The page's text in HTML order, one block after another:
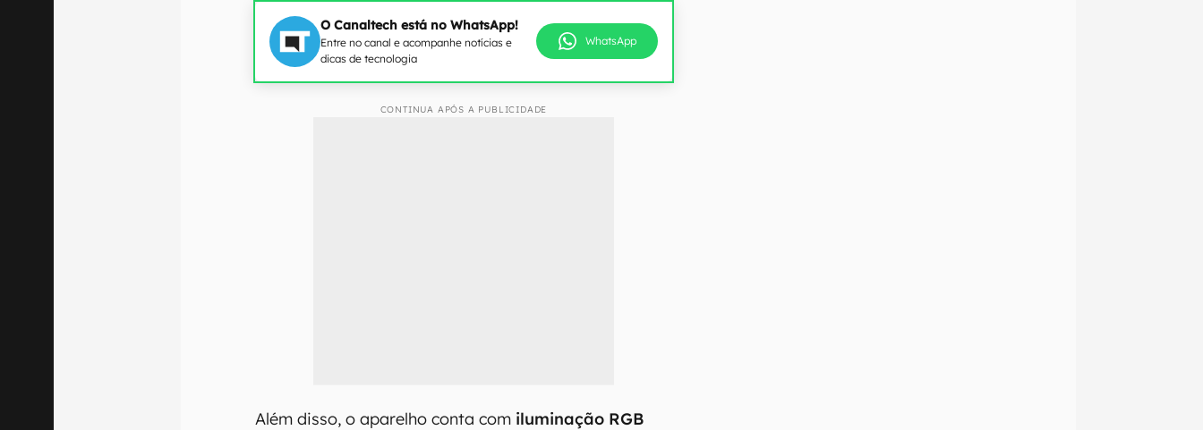
O Canaltech está no WhatsApp!
Entre no canal e acompanhe notícias e
dicas de tecnologia
WhatsApp
CONTINUA APÓS A PUBLICIDADE
Além disso, o aparelho conta com iluminação RGB